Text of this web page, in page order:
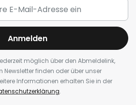
Anmelden
möglich über den Abmeldelink,
Newsletter finden oder über unser
Informationen erhalten Sie in der
.